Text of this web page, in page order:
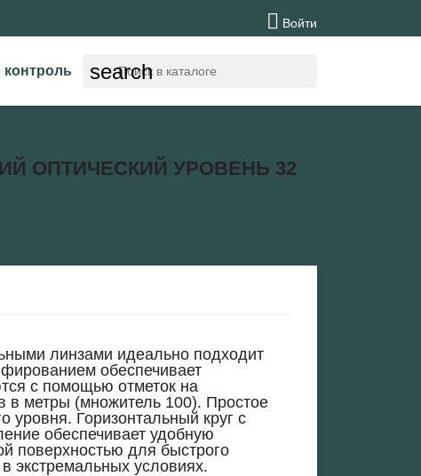
 Войти
search
ОПТИЧЕСКИЙ УРОВЕНЬ 32
линзами идеально подходит
обеспечивает
с помощью отметок на
в метры (множитель 100). Простое
уровня. Горизонтальный круг с
обеспечивает удобную
поверхностью для быстрого
экстремальных условиях.